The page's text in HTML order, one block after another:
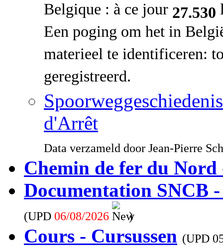
Belgique : à ce jour 27.530
Een poging om het in
materieel te identificeren:
geregistreerd.
d'Arrêt
Data verzameld door Jean-Pierre
Chemin de fer du Nord
Documentation SNCB
(UPD 06/08/2026 )
Cours - Cursussen (UPD